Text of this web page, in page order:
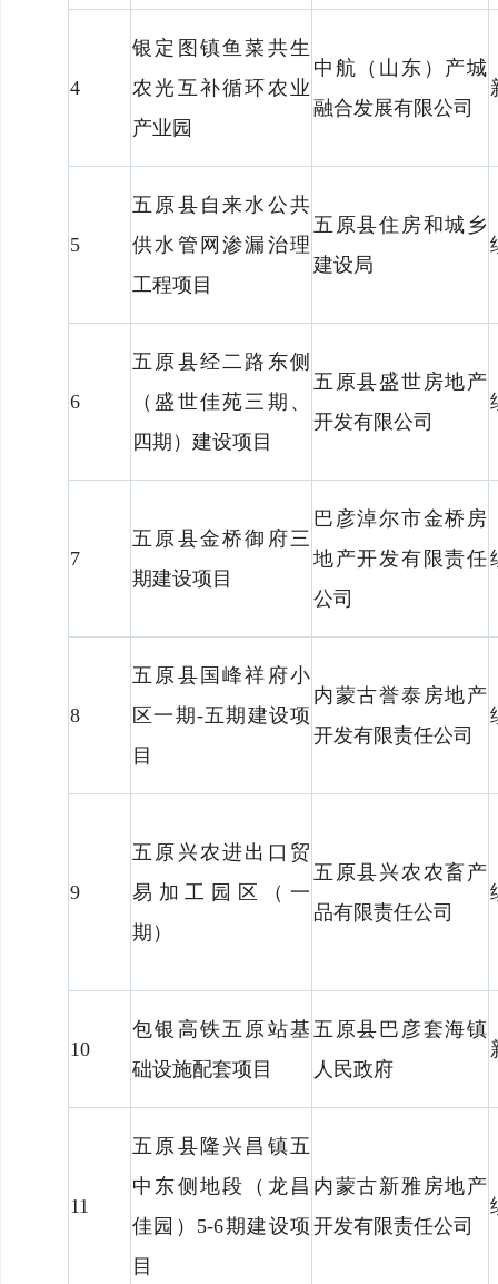
4
银定图镇鱼菜共生
农光互补循环农业
产业园
中航（山东）产城
融合发展有限公司
5
五原县自来水公共
供水管网渗漏治理
工程项目
五原县住房和城乡
建设局
6
五原县经二路东侧
（盛世佳苑三期、
四期）建设项目
五原县盛世房地产
开发有限公司
7
五原县金桥御府三
期建设项目
巴彦淖尔市金桥房
地产开发有限责任
公司
8
五原县国峰祥府小
区一期-五期建设项
目
内蒙古誉泰房地产
开发有限责任公司
9
五原兴农进出口贸
易加工园区（一
期）
五原县兴农农畜产
品有限责任公司
10
包银高铁五原站基
础设施配套项目
五原县巴彦套海镇
人民政府
11
五原县隆兴昌镇五
中东侧地段（龙昌
佳园）5-6期建设项
目
内蒙古新雅房地产
开发有限责任公司